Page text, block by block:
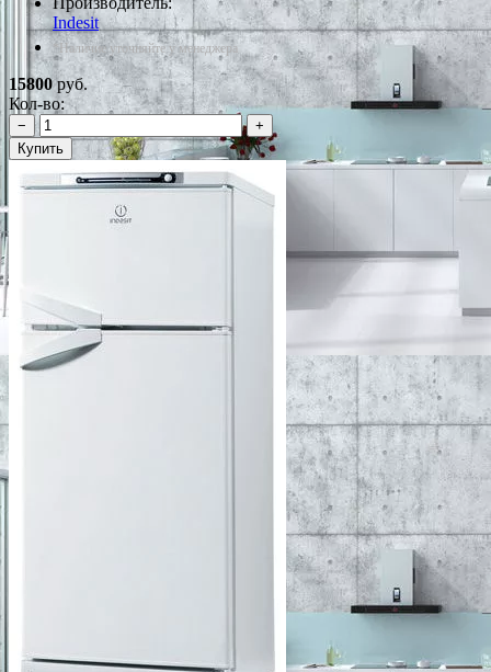
Indesit
*Наличие уточняйте у менеджера
15800руб.
Кол-во:
−
+
Купить